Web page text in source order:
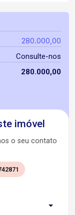
280.000,00
Consulte-nos
280.000,00
imóvel
o seu contato